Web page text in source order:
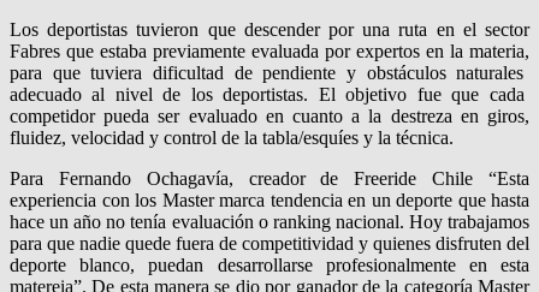
Los deportistas tuvieron que descenderpor una ruta en el sector
Fabres que estaba previamente evaluada por expertos en la materia,
para que tuviera dificultad de pendiente y obstáculos naturales
adecuado al nivel de los deportistas. Elobjetivo fueque cada
competidor pueda ser evaluado en cuanto a la destreza en giros,
fluidez, velocidad y control de la tabla/esquíes y la técnica.
Para Fernando Ochagavía, creador deFreeride Chile “Esta
experiencia con los Mastermarca tendencia en un deporte que hasta
hace un año no tenía evaluación o ranking nacional. Hoy trabajamos
para que nadie quede fuera de competitividad y quienes disfruten del
deporte blanco, puedan desarrollarse profesionalmente en esta
matereia”. De esta manera se dio por ganador de la categoría Master